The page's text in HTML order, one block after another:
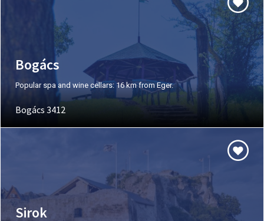
Bogács
Popular spa and wine cellars: 16 km from Eger.
Bogács 3412
Sirok